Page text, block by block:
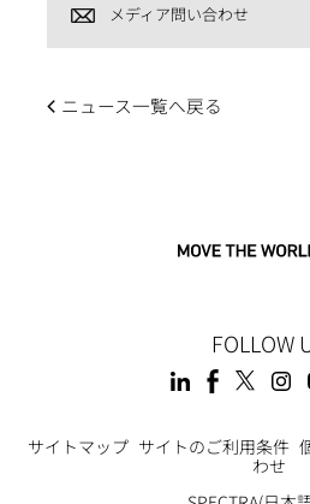
メディア問い合わせ
ニュース一覧へ戻る
FOLLOW
Footer
サイトマップ サイトのご利用条件
わせ